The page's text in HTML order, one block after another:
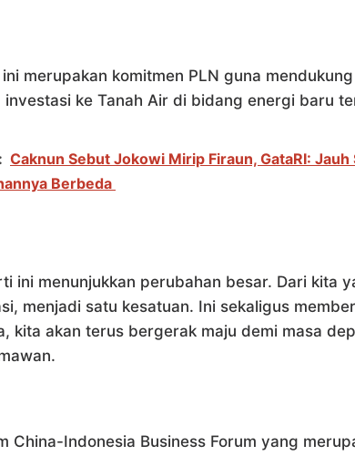
ini merupakan komitmen PLN guna
investasi ke Tanah Air di bidang energi baru
Caknun Sebut Jokowi Mirip Firaun, GataRI: Jauh
Berbeda
ini menunjukkan perubahan besar. Dari kita
menjadi satu kesatuan. Ini sekaligus
kita akan terus bergerak maju demi masa
China-Indonesia Business Forum yang